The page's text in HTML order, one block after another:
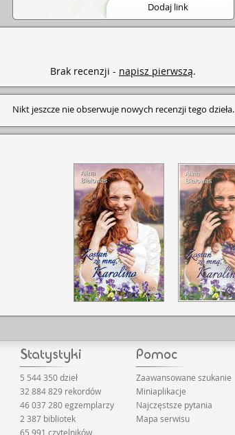
Dodaj link
Brak recenzji - napisz pierwszą.
Nikt jeszcze nie obserwuje nowych recenzji tego dzieła.
5 544 350 dzieł
32 884 829 rekordów
46 037 280 egzemplarzy
2 387 bibliotek
65 991 czytelników
Zaawansowane szukanie
Miniaplikacje
Najczęstsze pytania
Mapa serwisu